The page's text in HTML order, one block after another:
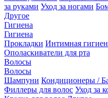
за руками Уход за ногами
Другое
Гигиена
Гигиена
Прокладки Интимная
Ополаскиватели для рта
Волосы
Волосы
Шампуни Кондиционеры /
Филлеры для волос Уход за